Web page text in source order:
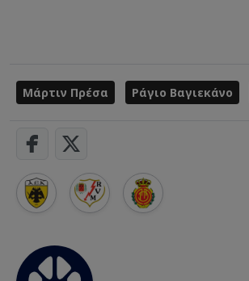
Μάρτιν Πρέσα Ράγιο Βαγιεκάνο